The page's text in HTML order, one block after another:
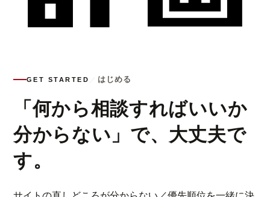
GET STARTED ／ はじめる
「何から相談すればいいか
分からない」で、大丈夫で
す。